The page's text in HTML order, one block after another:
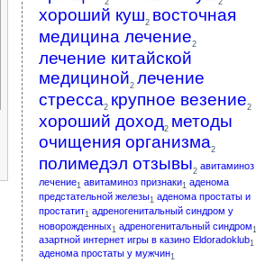
хороший куш2 восточная
медицина лечение2
лечение китайской
медициной2 лечение
стресса2 крупное везение2
хороший доход2 методы
очищения организма2
полимедэл отзывы2 авитаминоз
лечение1 авитаминоз признаки1 аденома
предстательной железы1 аденома простаты и
простатит1 адреногенитальный синдром у
новорожденных 1 адреногенитальный синдром 1
азартной интернет игры в казино Eldoradoklub1
аденома простаты у мужчин1